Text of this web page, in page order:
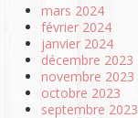
mars 2024
février 2024
janvier 2024
décembre 2023
novembre 2023
octobre 2023
septembre 2023